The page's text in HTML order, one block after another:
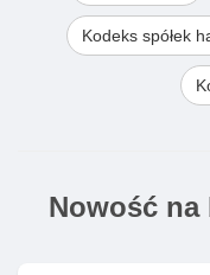
Kodeks spółek
Nowość na